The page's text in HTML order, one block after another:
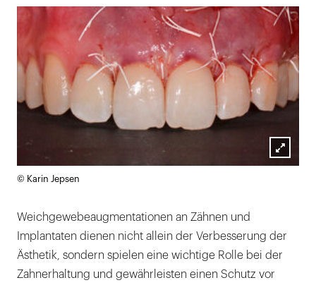
© Karin Jepsen
Weichgewebeaugmentationen an Zähnen und
Implantaten dienen nicht allein der Verbesserung der
Ästhetik, sondern spielen eine wichtige Rolle bei der
Zahnerhaltung und gewährleisten einen Schutz vor